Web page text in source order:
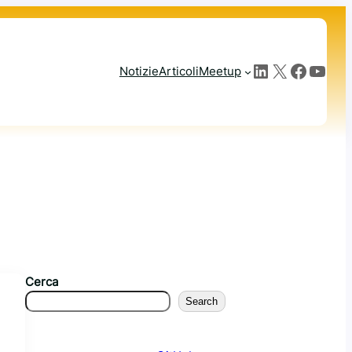
NotizieArticoliMeetup LinkedIn X Facebook YouTube
Cerca
Search